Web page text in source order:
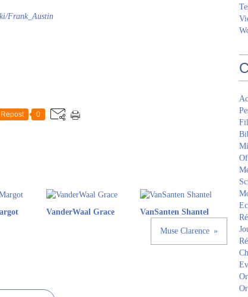
Frank_Austin
Repost 0
VanderWaal Grace VanSanten Shantel
Muse Clarence